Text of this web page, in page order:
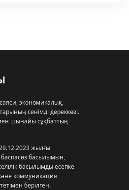
саяси, экономикалық,
сенімді дереккөзі.
шынайы сұқбаттың
29.12.2023 жылғы
баспасөз басылымын,
басылымды есепке
коммуникация
берілген.